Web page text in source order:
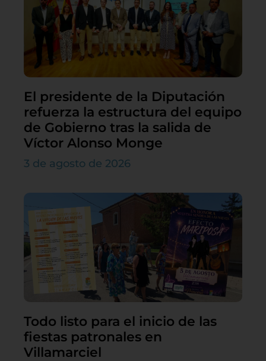
El presidente de la Diputación
refuerza la estructura del equipo
de Gobierno tras la salida de
Víctor Alonso Monge
3 de agosto de 2026
Todo listo para el inicio de las
fiestas patronales en
Villamarciel